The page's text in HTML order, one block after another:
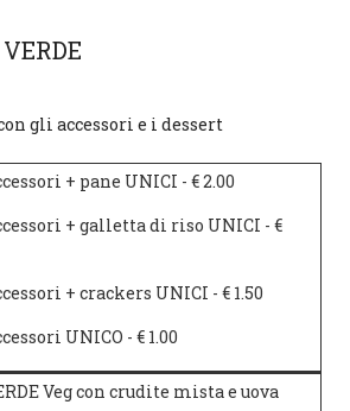
gli accessori e i dessert
+ pane UNICI - € 2.00
+ galletta di riso UNICI - €
+ crackers UNICI - € 1.50
UNICO - € 1.00
Veg con crudite mista e uova